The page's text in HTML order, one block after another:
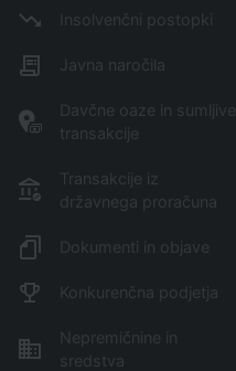
Insolvenčni postopki
Javna naročila
Davčne oaze in sumljive
transakcije
Transakcije iz
državnega proračuna
Dokumenti in objave
Konkurenčna podjetja
Nepremičnine in
sredstva